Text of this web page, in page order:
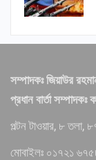
সম্পাদকঃ জিয়াউর
প্রধান বার্তা সম্পাদকঃ
পল্টন টাওয়ার, ৮ তলা,
মোবাইলঃ ০১৭২১